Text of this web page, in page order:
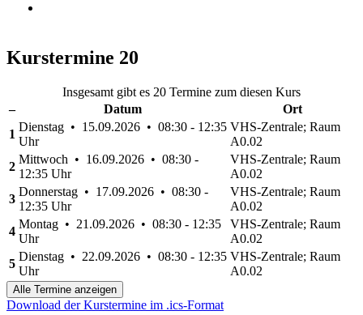
Kurstermine 20
Insgesamt gibt es 20 Termine zum diesen Kurs
–
Datum
Ort
1
Dienstag • 15.09.2026 • 08:30 - 12:35
Uhr
VHS-Zentrale; Raum
A0.02
2
Mittwoch • 16.09.2026 • 08:30 -
12:35 Uhr
VHS-Zentrale; Raum
A0.02
3
Donnerstag • 17.09.2026 • 08:30 -
12:35 Uhr
VHS-Zentrale; Raum
A0.02
4
Montag • 21.09.2026 • 08:30 - 12:35
Uhr
VHS-Zentrale; Raum
A0.02
5
Dienstag • 22.09.2026 • 08:30 - 12:35
Uhr
VHS-Zentrale; Raum
A0.02
Alle Termine anzeigen
Download der Kurstermine im .ics-Format